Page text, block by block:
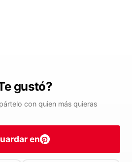
gustó?
con quien más quieras
en